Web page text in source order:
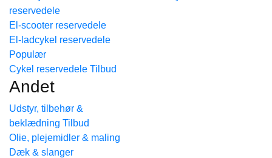
reservedele
El-scooter reservedele
El-ladcykel reservedele
Cykel reservedele
Andet
Udstyr, tilbehør &
beklædning
Olie, plejemidler & maling
Dæk & slanger